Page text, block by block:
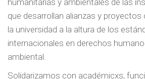
que desarrollan alianzas y
la universidad a la altura de los
internacionales en derechos
ambiental.
Solidarizamos con académicxs,